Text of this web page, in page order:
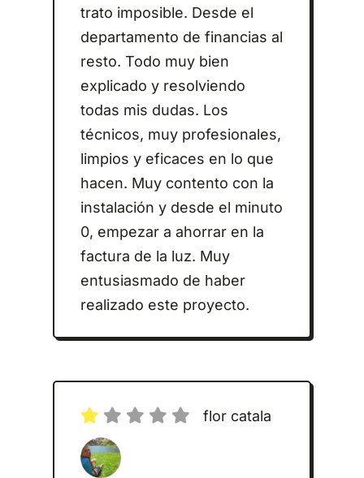
trato imposible. Desde el
departamento de financias al
resto. Todo muy bien
explicado y resolviendo
todas mis dudas. Los
técnicos, muy profesionales,
limpios y eficaces en lo que
hacen. Muy contento con la
instalación y desde el minuto
0, empezar a ahorrar en la
factura de la luz. Muy
entusiasmado de haber
realizado este proyecto.
flor catala